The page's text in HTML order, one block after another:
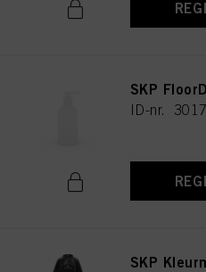
SKP
ID-nr.
SKP